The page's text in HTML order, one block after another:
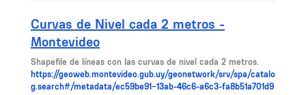
Curvas de Nivel cada 2 metros -
Montevideo
Shapefile de líneas con las curvas de nivel cada 2 metros.
https://geoweb.montevideo.gub.uy/geonetwork/srv/spa/catalo
g.search#/metadata/ec59be91-13ab-46c6-a6c3-fa8b51a701d9